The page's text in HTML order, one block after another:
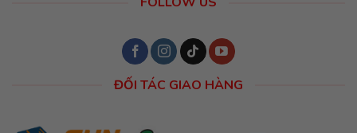
ĐỐI TÁC GIAO HÀNG